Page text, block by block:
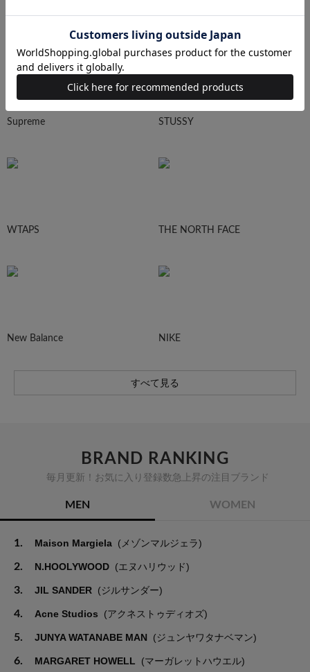
Ralph Lauren HUMAN MADE
Supreme STUSSY
WTAPS THE NORTH FACE
New Balance NIKE
すべて見る
BRAND RANKING
毎月更新！お気に入り登録数急上昇の注目ブランド
MEN WOMEN
1. Maison Margiela (メゾンマルジェラ)
2. N.HOOLYWOOD (エヌハリウッド)
3. JIL SANDER (ジルサンダー)
4. Acne Studios (アクネストゥディオズ)
5. JUNYA WATANABE MAN (ジュンヤワタナベマン)
6. MARGARET HOWELL (マーガレットハウエル)